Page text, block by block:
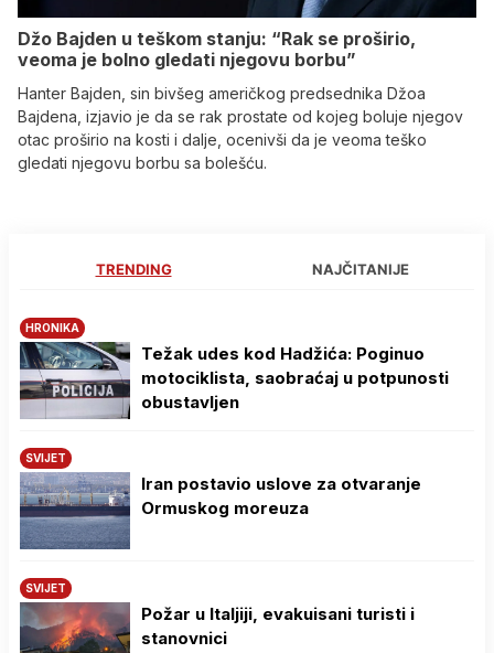
Džo Bajden u teškom stanju: “Rak se proširio,
veoma je bolno gledati njegovu borbu”
Hanter Bajden, sin bivšeg američkog predsednika Džoa
Bajdena, izjavio je da se rak prostate od kojeg boluje njegov
otac proširio na kosti i dalje, ocenivši da je veoma teško
gledati njegovu borbu sa bolešću.
TRENDING NAJČITANIJE
HRONIKA
Težak udes kod Hadžića: Poginuo
motociklista, saobraćaj u potpunosti
obustavljen
SVIJET
Iran postavio uslove za otvaranje
Ormuskog moreuza
SVIJET
Požar u Italjiji, evakuisani turisti i
stanovnici